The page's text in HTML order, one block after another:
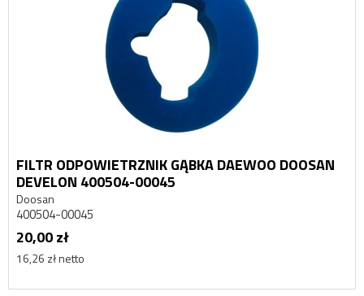
FILTR ODPOWIETRZNIK GĄBKA DAEWOO DOOSAN
DEVELON 400504-00045
Doosan
400504-00045
20,00 zł
16,26 zł netto